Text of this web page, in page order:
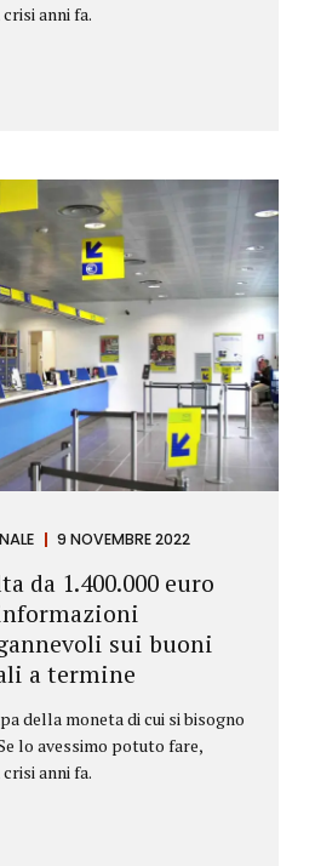
anni fa.
9 NOVEMBRE 2022
da 1.400.000 euro
sui buoni
a termine
della moneta di cui si bisogno
lo avessimo potuto fare,
anni fa.